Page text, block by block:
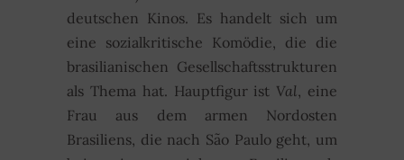
deutschen Kinos. Es handelt sich um
eine sozialkritische Komödie, die die
brasilianischen Gesellschaftsstrukturen
als Thema hat. Hauptfigur ist Val, eine
Frau aus dem armen Nordosten
Brasiliens, die nach São Paulo geht, um